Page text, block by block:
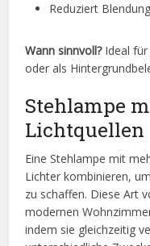
Reduziert
Wann sinnvoll?Ideal für
oder als
Stehlampe
Lichtquellen
Eine Stehlampe mit
Lichter kombinieren,
zu schaffen. Diese Art
modernen
indem sie gleichzeitig